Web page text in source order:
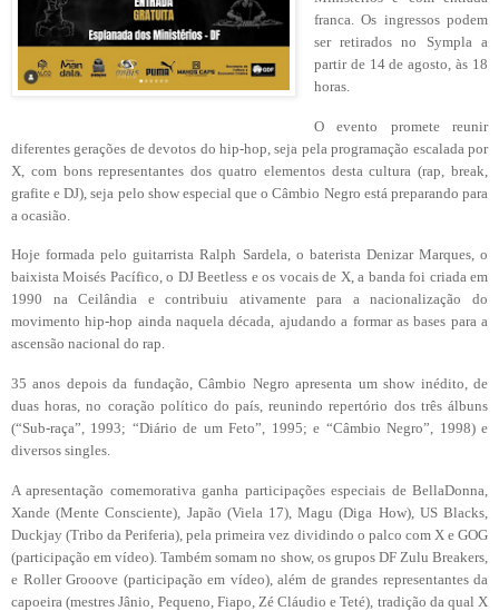
franca. Os ingressos podem
ser retirados no Sympla a
partir de 14 de agosto, às 18
horas.
O evento promete reunir
diferentes gerações de devotos do hip-hop, seja pela programação escalada por
X, com bons representantes dos quatro elementos desta cultura (rap, break,
grafite e DJ), seja pelo show especial que o Câmbio Negro está preparando para
a ocasião.
Hoje formada pelo guitarrista Ralph Sardela, o baterista Denizar Marques, o
baixista Moisés Pacífico, o DJ Beetless e os vocais de X, a banda foi criada em
1990 na Ceilândia e contribuiu ativamente para a nacionalização do
movimento hip-hop ainda naquela década, ajudando a formar as bases para a
ascensão nacional do rap.
35 anos depois da fundação, Câmbio Negro apresenta um show inédito, de
duas horas, no coração político do país, reunindo repertório dos três álbuns
(“Sub-raça”, 1993; “Diário de um Feto”, 1995; e “Câmbio Negro”, 1998) e
diversos singles.
A apresentação comemorativa ganha participações especiais de BellaDonna,
Xande (Mente Consciente), Japão (Viela 17), Magu (Diga How), US Blacks,
Duckjay (Tribo da Periferia), pela primeira vez dividindo o palco com X e GOG
(participação em vídeo). Também somam no show, os grupos DF Zulu Breakers,
e Roller Grooove (participação em vídeo), além de grandes representantes da
capoeira (mestres Jânio, Pequeno, Fiapo, Zé Cláudio e Teté), tradição da qual X